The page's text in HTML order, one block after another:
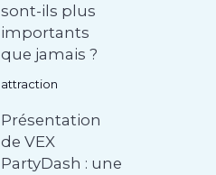
sont-ils plus
importants
que jamais ?
attraction
Présentation
de VEX
PartyDash : une